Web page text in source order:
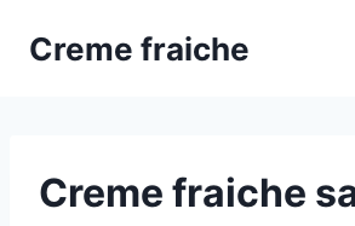
Creme fraiche
Creme fraiche